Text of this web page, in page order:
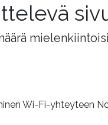
Wi-Fi-yhteyteen